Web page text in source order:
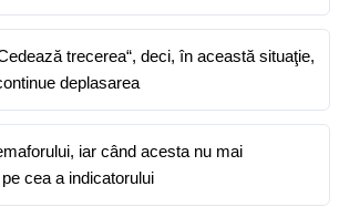
trecerea“, deci, în această situaţie,
deplasarea
iar când acesta nu mai
cea a indicatorului